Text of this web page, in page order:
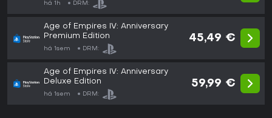
há 1h DRM:
Age of Empires IV: Anniversary
Premium Edition
há 1sem DRM:
45,49 €
Age of Empires IV: Anniversary
Deluxe Edition
há 1sem DRM:
59,99 €